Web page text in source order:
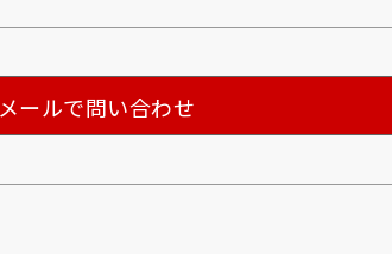
メールで問い合わせ